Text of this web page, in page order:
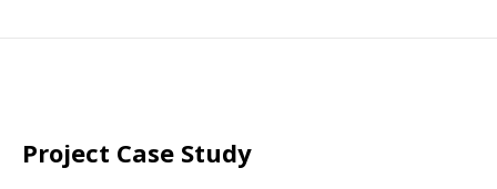
Project Case Study